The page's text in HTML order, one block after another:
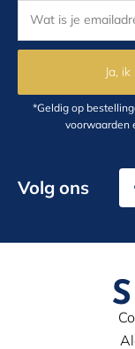
Ja,
*Geldig op
voorwaarden
Volg ons